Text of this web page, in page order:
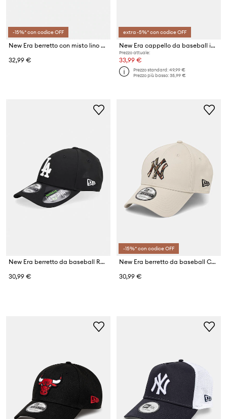
-15%* con codice OFF
New Era berretto con misto lino LINEN 940 LA DODGERS
32,99 €
extra -5%* con codice OFF
New Era cappello da baseball in misto lino LINEN 9TWENTY®
Prezzo attuale:
33,99 €
Prezzo standard:49,99 €
Prezzo più basso:35,99 €
New Era berretto da baseball Repreve Le 940 LA Dodgers
30,99 €
-15%* con codice OFF
New Era berretto da baseball CAMO INFILL 9FORTY®
30,99 €